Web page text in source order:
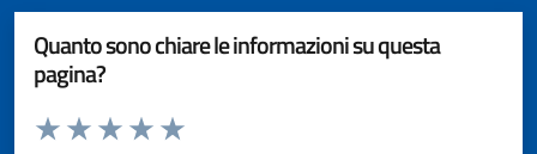
Quanto sono chiare le informazioni su questa
pagina?
Valuta da 1 a 5 stelle la pagina